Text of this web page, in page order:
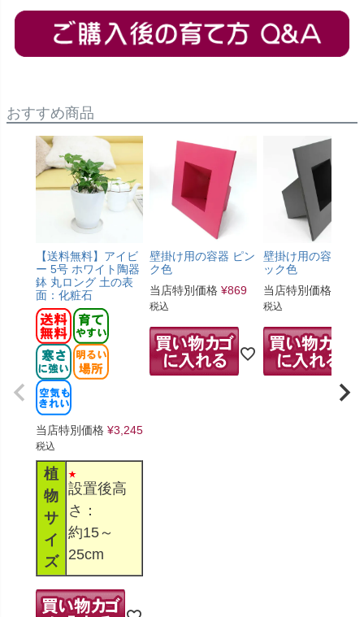
おすすめ商品
【送料無料】アイビ
ー 5号 ホワイト陶器
鉢 丸ロング 土の表
面：化粧石
当店特別価格 ¥3,245
税込
植
物
サ
イ
ズ
設置後高
さ：
約15～
25cm
壁掛け用の容器 ピン
ク色
当店特別価格 ¥869
税込
壁掛け用の容器 ブ
ック色
当店特別価格
税込